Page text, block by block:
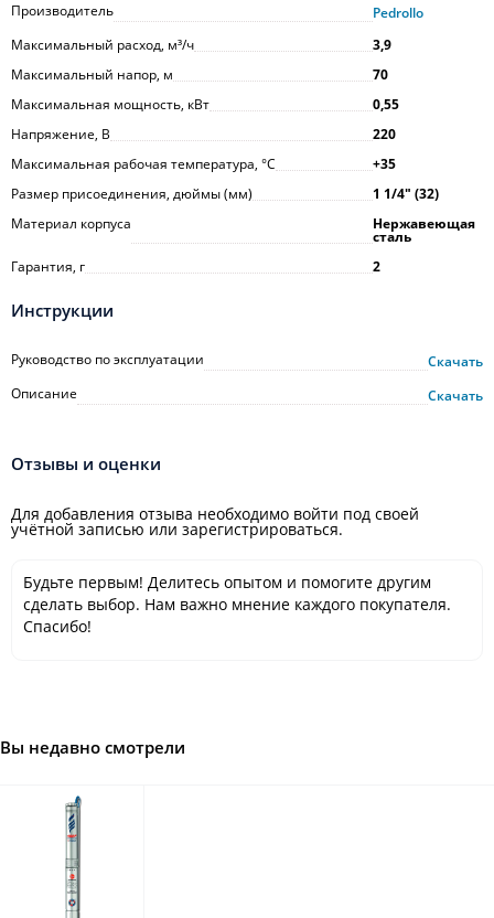
Производитель
Pedrollo
Максимальный расход, м³/ч
3,9
Максимальный напор, м
70
Максимальная мощность, кВт
0,55
Напряжение, В
220
Максимальная рабочая температура, °С
+35
Размер присоединения, дюймы (мм)
1 1/4ʺ (32)
Материал корпуса
Нержавеющая
сталь
Гарантия, г
2
Инструкции
Руководство по эксплуатации
Скачать
Описание
Скачать
Отзывы и оценки
Для добавления отзыва необходимо войти под своей
учётной записью или зарегистрироваться.
Будьте первым! Делитесь опытом и помогите другим
сделать выбор. Нам важно мнение каждого покупателя.
Спасибо!
Вы недавно смотрели